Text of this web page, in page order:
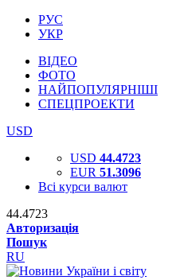
РУС
УКР
ВІДЕО
ФОТО
НАЙПОПУЛЯРНІШІ
СПЕЦПРОЕКТИ
USD
USD 44.4723
EUR 51.3096
Всі курси валют
44.4723
Авторизація
Пошук
RU